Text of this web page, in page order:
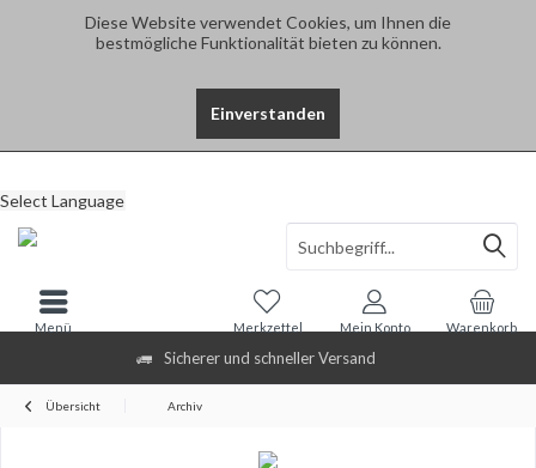
Diese Website verwendet Cookies, um Ihnen die
bestmögliche Funktionalität bieten zu können.
Einverstanden
Sicherer und schneller Versand
Select Language
Warenkorb
Merkzettel Mein Konto
Menü
Übersicht Archiv